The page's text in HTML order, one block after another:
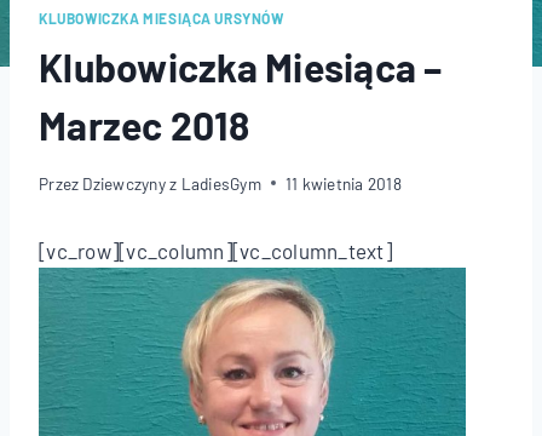
KLUBOWICZKA MIESIĄCA URSYNÓW
Klubowiczka Miesiąca –
Marzec 2018
Przez Dziewczyny z LadiesGym 11 kwietnia 2018
[vc_row][vc_column][vc_column_text]